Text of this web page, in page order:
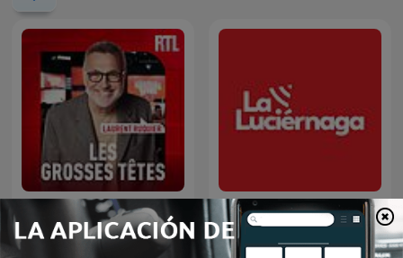
Les Grosses Têtes La Luciérnaga